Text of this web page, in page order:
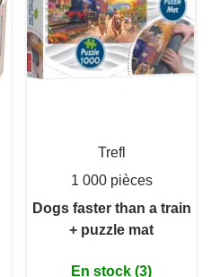
Trefl
1 000 pièces
Dogs faster than a train
+ puzzle mat
En stock (3)